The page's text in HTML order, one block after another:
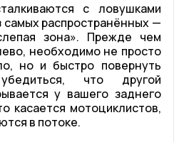
с ловушками
самых распространённых —
зона». Прежде чем
необходимо не просто
но и быстро повернуть
что другой
у вашего заднего
касается мотоциклистов,
в потоке.